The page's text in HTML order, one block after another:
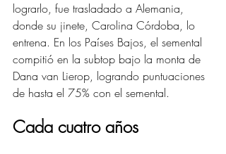
lograrlo, fue trasladado a Alemania,
donde su jinete, Carolina Córdoba, lo
entrena. En los Países Bajos, el semental
compitió en la subtop bajo la monta de
Dana van Lierop, logrando puntuaciones
de hasta el 75% con el semental.
Cada cuatro años